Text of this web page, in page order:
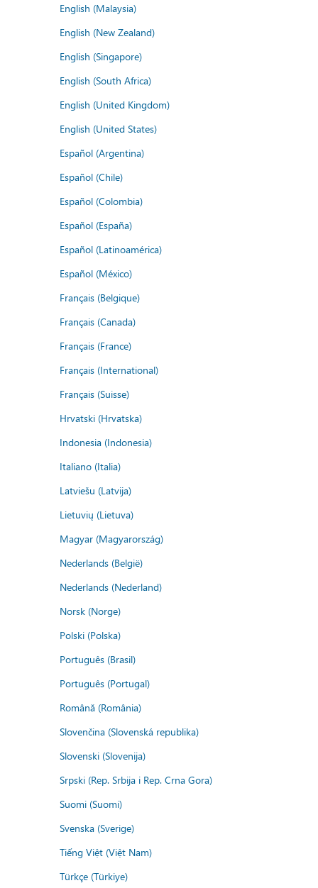
English (Malaysia)
English (New Zealand)
English (Singapore)
English (South Africa)
English (United Kingdom)
English (United States)
Español (Argentina)
Español (Chile)
Español (Colombia)
Español (España)
Español (Latinoamérica)
Español (México)
Français (Belgique)
Français (Canada)
Français (France)
Français (International)
Français (Suisse)
Hrvatski (Hrvatska)
Indonesia (Indonesia)
Italiano (Italia)
Latviešu (Latvija)
Lietuvių (Lietuva)
Magyar (Magyarország)
Nederlands (België)
Nederlands (Nederland)
Norsk (Norge)
Polski (Polska)
Português (Brasil)
Português (Portugal)
Română (România)
Slovenčina (Slovenská republika)
Slovenski (Slovenija)
Srpski (Rep. Srbija i Rep. Crna Gora)
Suomi (Suomi)
Svenska (Sverige)
Tiếng Việt (Việt Nam)
Türkçe (Türkiye)